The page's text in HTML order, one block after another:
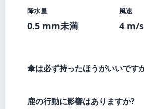
降水量
0.5 mm未満
風速
4 m/s
傘は必ず持ったほうがいいです
鹿の行動に影響はありますか?